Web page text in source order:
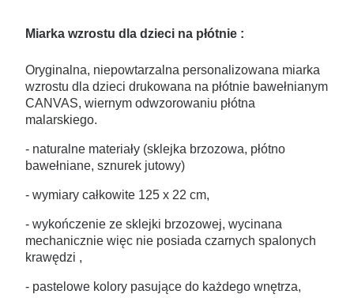
Miarka wzrostu dla dzieci na płótnie :
Oryginalna, niepowtarzalna personalizowana miarka
wzrostu dla dzieci drukowana na płótnie bawełnianym
CANVAS, wiernym odwzorowaniu płótna
malarskiego.
- naturalne materiały (sklejka brzozowa, płótno
bawełniane, sznurek jutowy)
- wymiary całkowite 125 x 22 cm,
- wykończenie ze sklejki brzozowej, wycinana
mechanicznie więc nie posiada czarnych spalonych
krawędzi ,
- pastelowe kolory pasujące do każdego wnętrza,